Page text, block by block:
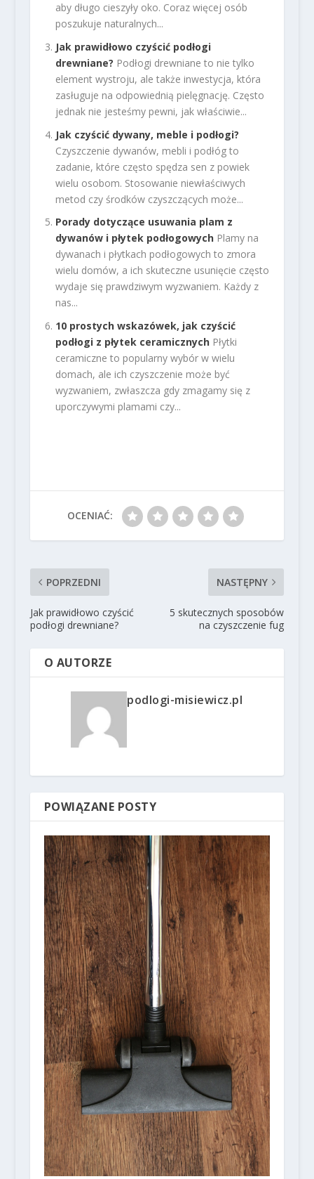
aby długo cieszyły oko. Coraz więcej osób
poszukuje naturalnych...
Jak prawidłowo czyścić podłogi
drewniane? Podłogi drewniane to nie tylko
element wystroju, ale także inwestycja, która
zasługuje na odpowiednią pielęgnację. Często
jednak nie jesteśmy pewni, jak właściwie...
Jak czyścić dywany, meble i podłogi?
Czyszczenie dywanów, mebli i podłóg to
zadanie, które często spędza sen z powiek
wielu osobom. Stosowanie niewłaściwych
metod czy środków czyszczących może...
Porady dotyczące usuwania plam z
dywanów i płytek podłogowych Plamy na
dywanach i płytkach podłogowych to zmora
wielu domów, a ich skuteczne usunięcie często
wydaje się prawdziwym wyzwaniem. Każdy z
nas...
10 prostych wskazówek, jak czyścić
podłogi z płytek ceramicznych Płytki
ceramiczne to popularny wybór w wielu
domach, ale ich czyszczenie może być
wyzwaniem, zwłaszcza gdy zmagamy się z
uporczywymi plamami czy...
OCENIAĆ:
POPRZEDNI
Jak prawidłowo czyścić
podłogi drewniane?
NASTĘPNY
5 skutecznych sposobów
na czyszczenie fug
O AUTORZE
podlogi-misiewicz.pl
POWIĄZANE POSTY